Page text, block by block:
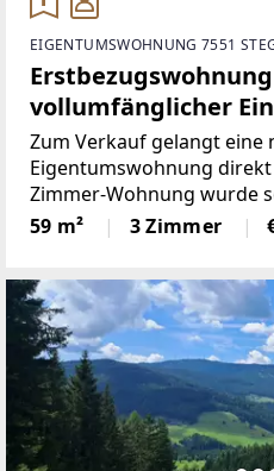
EIGENTUMSWOHNUNG 7551
vollumfänglicher
(Provisionsfrei)
Zum Verkauf gelangt eine
Eigentumswohnung
Zimmer-Wohnung wurde
So wurde unter anderem
erneuert und für einen
59 m² 3 Zimmer